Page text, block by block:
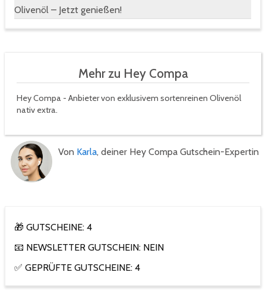
Olivenöl – Jetzt genießen!
Mehr zu Hey Compa
Hey Compa - Anbieter von exklusivem sortenreinen Olivenöl
nativ extra.
Von Karla, deiner Hey Compa Gutschein-Expertin
🎁 GUTSCHEINE: 4
📧 NEWSLETTER GUTSCHEIN: NEIN
✅ GEPRÜFTE GUTSCHEINE: 4